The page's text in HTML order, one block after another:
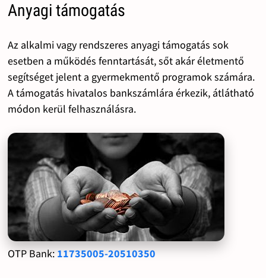
Anyagi támogatás
Az alkalmi vagy rendszeres anyagi támogatás sok
esetben a működés fenntartását, sőt akár életmentő
segítséget jelent a gyermekmentő programok számára.
A támogatás hivatalos bankszámlára érkezik, átlátható
módon kerül felhasználásra.
OTP Bank: 11735005-20510350